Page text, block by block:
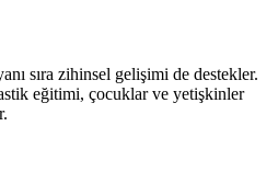
sıra zihinsel gelişimi de destekler.
eğitimi, çocuklar ve yetişkinler